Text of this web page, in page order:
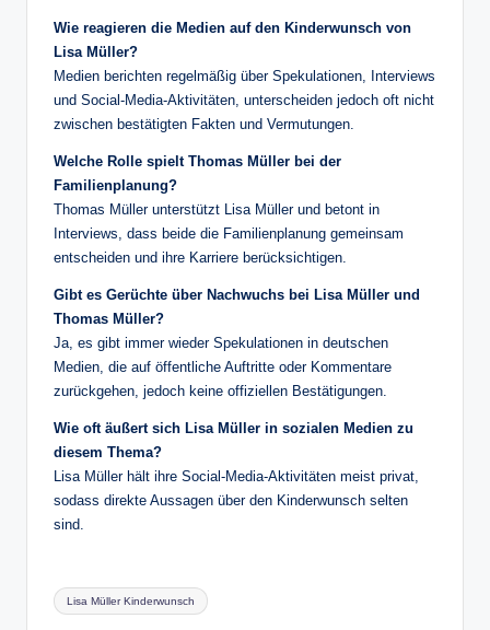
Wie reagieren die Medien auf den Kinderwunsch von
Lisa Müller?
Medien berichten regelmäßig über Spekulationen, Interviews
und Social-Media-Aktivitäten, unterscheiden jedoch oft nicht
zwischen bestätigten Fakten und Vermutungen.
Welche Rolle spielt Thomas Müller bei der
Familienplanung?
Thomas Müller unterstützt Lisa Müller und betont in
Interviews, dass beide die Familienplanung gemeinsam
entscheiden und ihre Karriere berücksichtigen.
Gibt es Gerüchte über Nachwuchs bei Lisa Müller und
Thomas Müller?
Ja, es gibt immer wieder Spekulationen in deutschen
Medien, die auf öffentliche Auftritte oder Kommentare
zurückgehen, jedoch keine offiziellen Bestätigungen.
Wie oft äußert sich Lisa Müller in sozialen Medien zu
diesem Thema?
Lisa Müller hält ihre Social-Media-Aktivitäten meist privat,
sodass direkte Aussagen über den Kinderwunsch selten
sind.
Tags:
Lisa Müller Kinderwunsch